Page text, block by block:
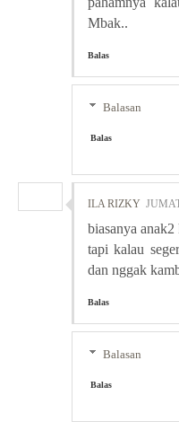
Mbak..
Balas
Balasan
Balas
ILA RIZKY
biasanya
tapi kalau
dan nggak
Balas
Balasan
Balas